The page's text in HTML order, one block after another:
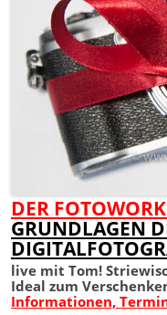
DER
GRUNDLAGEN
live mit Tom!
Ideal zum
Informationen,